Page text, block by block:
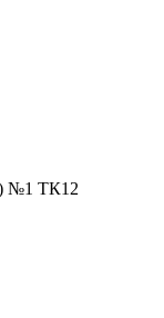
№1 ТК12